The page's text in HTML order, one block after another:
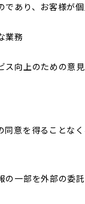
あり、お客様
業務
ス向上のための意
意を得ることな
一部を外部の